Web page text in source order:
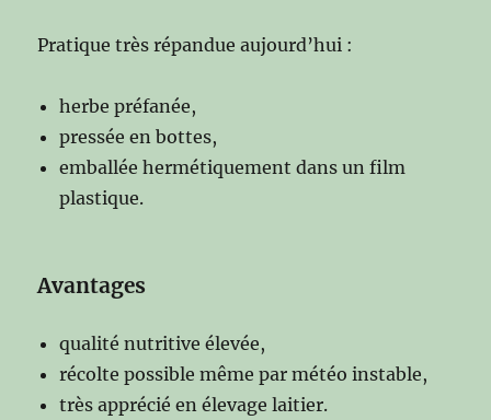
Pratique très répandue aujourd’hui :
herbe préfanée,
pressée en bottes,
emballée hermétiquement dans un film
plastique.
Avantages
qualité nutritive élevée,
récolte possible même par météo instable,
très apprécié en élevage laitier.